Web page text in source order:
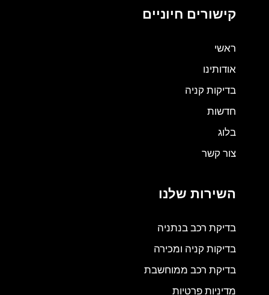
קישורים חיוניים
ראשי
אודותינו
בדיקות קניה
חדשות
בלוג
צור קשר
השירות שלנו
בדיקת רכב בנתניה
בדיקות קניה ומכירה
בדיקת רכב ממוחשבת
מדיניות פרטיות